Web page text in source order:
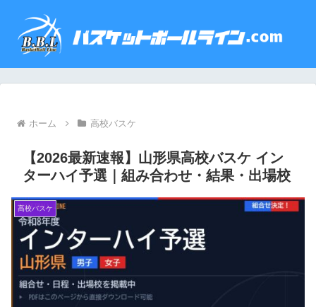
ホーム 高校バスケ
【2026最新速報】山形県高校バスケ イン
ターハイ予選｜組み合わせ・結果・出場校
高校バスケ